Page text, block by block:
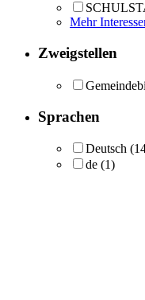
Mehr
Zweigstellen
Sprachen
Deutsch
de (1)